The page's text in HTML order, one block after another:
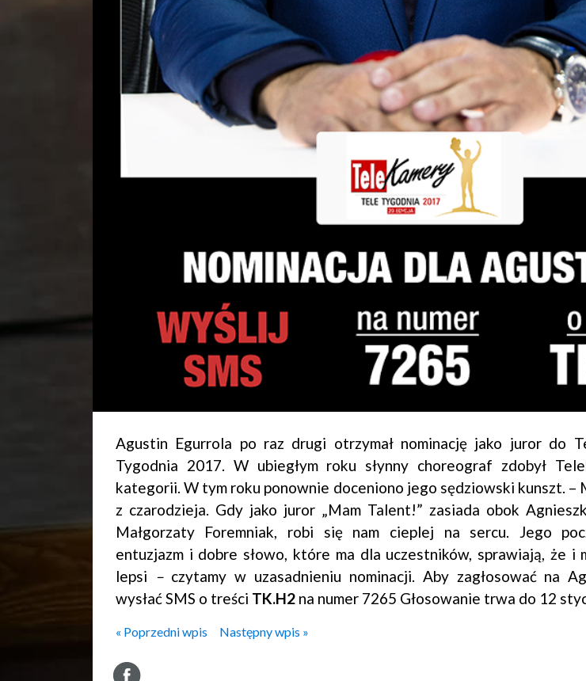
Agustin Egurrola po raz drugi otrzymał nominację jako juror do
Tygodnia 2017. W ubiegłym roku słynny choreograf zdobył
kategorii. W tym roku ponownie doceniono jego sędziowski kunszt. –
z czarodzieja. Gdy jako juror „Mam Talent!” zasiada obok
Małgorzaty Foremniak, robi się nam cieplej na sercu. Jego
entuzjazm i dobre słowo, które ma dla uczestników, sprawiają, że i
lepsi – czytamy w uzasadnieniu nominacji. Aby zagłosować na
wysłać SMS o treści TK.H2na numer 7265 Głosowanie trwa do 12
« Poprzedni wpis Następny wpis »